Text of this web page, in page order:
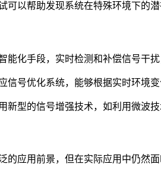
可以帮助发现系统在特殊环境下的
能化手段，实时检测和补偿信号干扰
信号优化系统，能够根据实时环境
新型的信号增强技术，如利用微波
的应用前景，但在实际应用中仍然面